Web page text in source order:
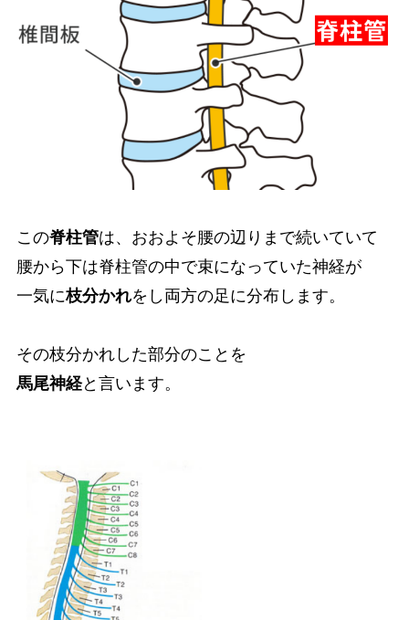
この脊柱管は、おおよそ腰の辺りまで続いていて
腰から下は脊柱管の中で束になっていた神経が
一気に枝分かれをし両方の足に分布します。
その枝分かれした部分のことを
馬尾神経と言います。